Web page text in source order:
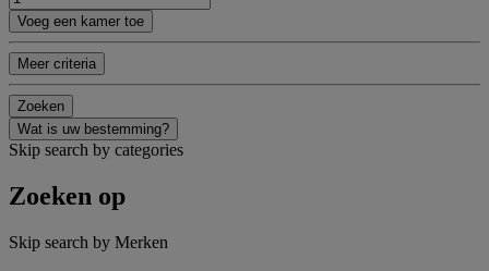
Voeg een kamer toe
Meer criteria
Zoeken
Wat is uw bestemming?
Skip search by categories
Zoeken op
Skip search by Merken